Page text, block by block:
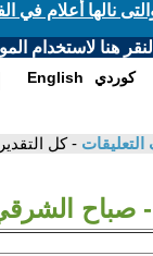
نالها أعلام في
هنا لاستخدام
English كوردي
- كل
- صباح